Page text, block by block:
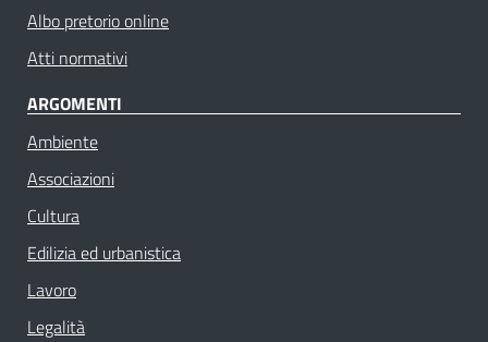
Albo pretorio online
Atti normativi
ARGOMENTI
Ambiente
Associazioni
Cultura
Edilizia ed urbanistica
Lavoro
Legalità